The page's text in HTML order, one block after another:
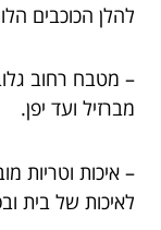
להלן הכוכבים
– מטבח רחוב
מברזיל ועד יפן.
– איכות וטריות
לאיכות של בית